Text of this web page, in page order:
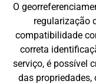
O
regularização
compatibilidade
correta
serviço, é possível
das